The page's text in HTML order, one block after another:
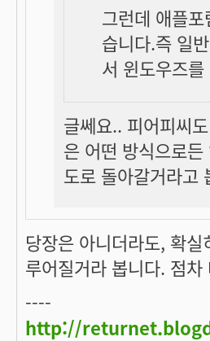
그런데 애플
습니다.즉 일
서 윈도우즈
글쎄요.. 피어피씨
은 어떤 방식으로
도로 돌아갈거라고
당장은 아니더라도, 확
루어질거라 봅니다. 점
----
http://